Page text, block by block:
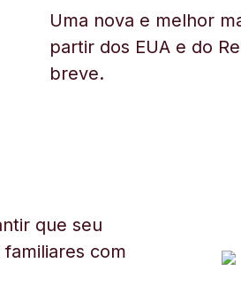
Uma nova e melhor
partir dos EUA e do
breve.
que seu
com